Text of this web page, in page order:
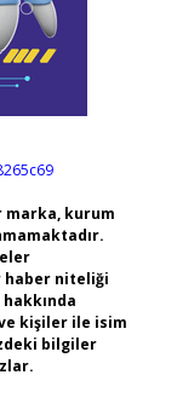
kurum
haber niteliği
kişiler ile isim
bilgiler